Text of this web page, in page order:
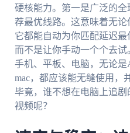
硬核能力。第一是广泛的
荐最优线路。这意味着无论
它都能自动为你匹配延迟最
而不是让你手动一个个去
手机、平板、电脑，无论是
mac，都应该能无缝使用，
毕竟，谁不想在电脑上追
视频呢？